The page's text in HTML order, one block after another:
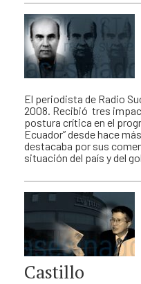
El periodista de Radio
2008. Recibió tres
postura crítica en el
Ecuador” desde hace
destacaba por sus
situación del país y del
Castillo